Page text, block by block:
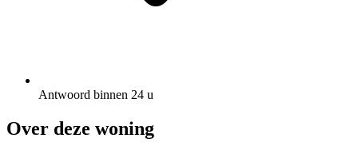
Antwoord binnen 24 u
Over deze woning